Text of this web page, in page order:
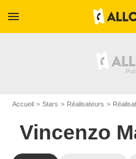
menu
Accueil Stars Réalisateurs
Vincenzo